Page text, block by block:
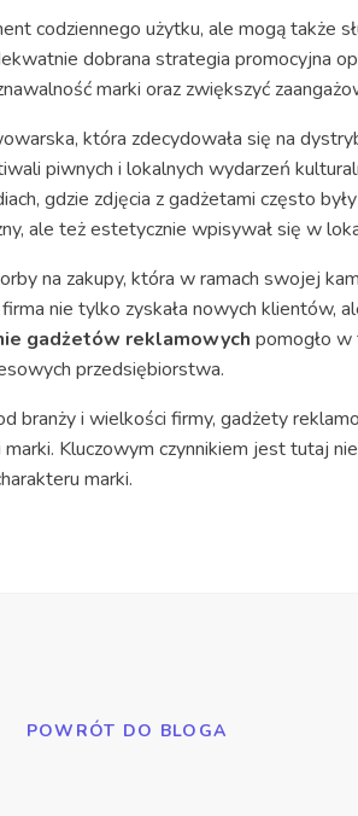
codziennego użytku, ale mogą także
dobrana strategia promocyjna
marki oraz zwiększyć
która zdecydowała się na
piwnych i lokalnych wydarzeń
gdzie zdjęcia z gadżetami często
ale też estetycznie wpisywał się w
na zakupy, która w ramach swojej
nie tylko zyskała nowych klientów,
gadżetów reklamowych pomogło
przedsiębiorstwa.
branży i wielkości firmy, gadżety
Kluczowym czynnikiem jest tutaj
marki.
POWRÓT DO BLOGA